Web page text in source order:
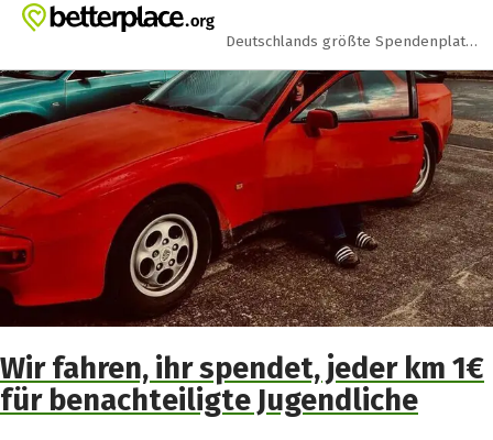
Zum Hauptinhalt springen
Erklärung zur Barrierefreiheit anzeigen
Deutschlands größte Spendenplattform
Wir fahren, ihr spendet, jeder km 1€
für benachteiligte Jugendliche